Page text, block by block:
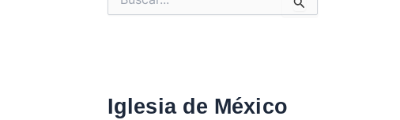
u
Iglesia de México